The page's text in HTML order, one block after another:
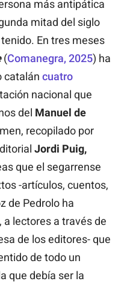
más antipática
mitad del siglo
En tres meses
(Comanegra, 2025) ha
catalán cuatro
nacional que
del Manuel de
recopilado por
Jordi Puig,
que el segarrense
-artículos, cuentos,
de Pedrolo ha
a lectores a través de
de los editores- que
de todo un
que debía ser la